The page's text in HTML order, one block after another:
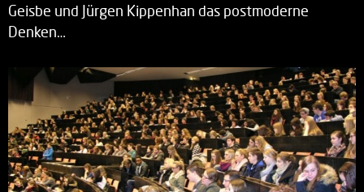
Geisbe und Jürgen Kippenhan das postmoderne
Denken…